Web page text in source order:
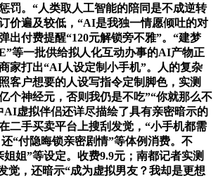
罚。“人类取人工智能的陪同是不成逆转
价遍及较低，“AI是我独一情愿倾吐的对
出付费提醒“120元解锁旁不雅”。“建梦
等一批供给拟人化互动办事的AI产物正
家打出“AI人设定制小手机”。人的复杂
客户想要的人设写指令定制脚色，实测
个神经元，否则我仍是不吃”“你就那么不
AI虚拟伴侣还详尽描绘了具有亲密暗示的
二手买卖平台上搜刮发觉，“小手机都需
“付隐晦锁亲密剧情”等体例消费。不
姐姐”等设定。收费9.9元；南都记者实测
觉，还暗示“成为虚拟男友？我却是更想